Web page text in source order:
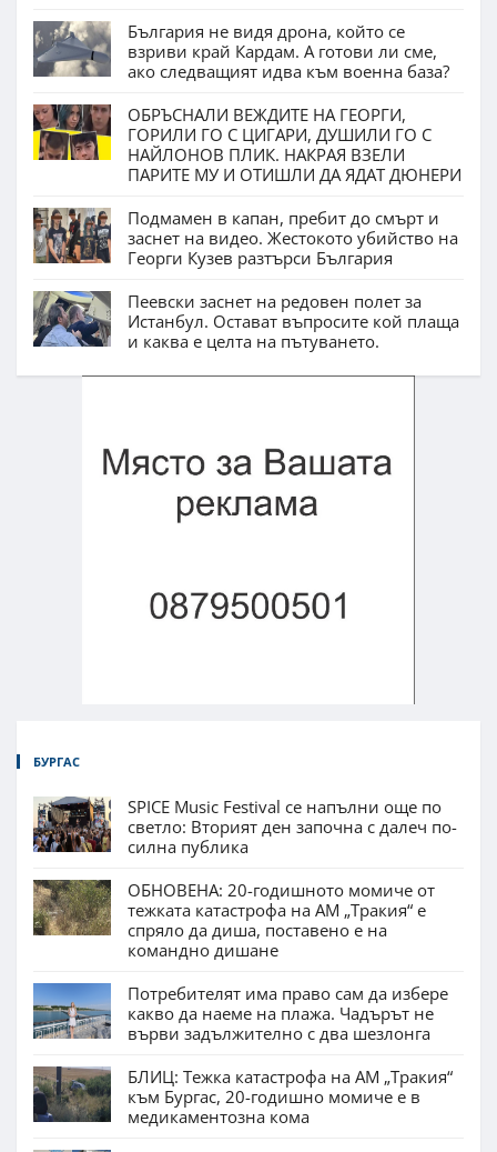
България не видя дрона, който се
взриви край Кардам. А готови ли сме,
ако следващият идва към военна база?
ОБРЪСНАЛИ ВЕЖДИТЕ НА ГЕОРГИ,
ГОРИЛИ ГО С ЦИГАРИ, ДУШИЛИ ГО С
НАЙЛОНОВ ПЛИК. НАКРАЯ ВЗЕЛИ
ПАРИТЕ МУ И ОТИШЛИ ДА ЯДАТ ДЮНЕРИ
Подмамен в капан, пребит до смърт и
заснет на видео. Жестокото убийство на
Георги Кузев разтърси България
Пеевски заснет на редовен полет за
Истанбул. Остават въпросите кой плаща
и каква е целта на пътуването.
БУРГАС
SPICE Music Festival се напълни още по
светло: Вторият ден започна с далеч по-
силна публика
ОБНОВЕНА: 20-годишното момиче от
тежката катастрофа на АМ „Тракия“ е
спряло да диша, поставено е на
командно дишане
Потребителят има право сам да избере
какво да наеме на плажа. Чадърът не
върви задължително с два шезлонга
БЛИЦ: Тежка катастрофа на АМ „Тракия“
към Бургас, 20-годишно момиче е в
медикаментозна кома